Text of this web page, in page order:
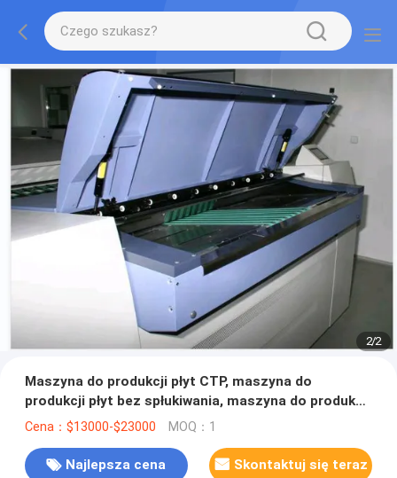
2/2
Maszyna do produkcji płyt CTP, maszyna do
produkcji płyt bez spłukiwania, maszyna do produkcji
płyt termoczułych CTP
Cena：$13000-$23000 MOQ：1
Najlepsza cena Skontaktuj się teraz